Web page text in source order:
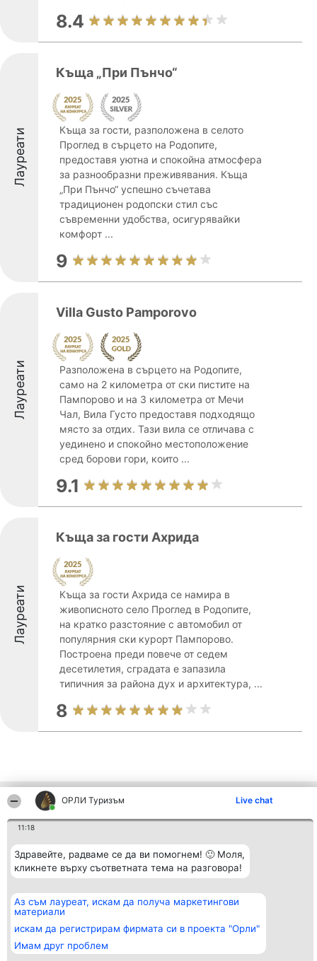
ОРЛИ Туризъм Live chat
11:18
Здравейте, радваме се да ви помогнем! 🙂 Моля,
кликнете върху съответната тема на разговора!
Аз съм лауреат, искам да получа маркетингови
материали
искам да регистрирам фирмата си в проекта "Орли"
Имам друг проблем
8.4
Лауреати
Къща „При Пънчо“
Къща за гости, разположена в селото
Проглед в сърцето на Родопите,
предоставя уютна и спокойна атмосфера
за разнообразни преживявания. Къща
„При Пънчо“ успешно съчетава
традиционен родопски стил със
съвременни удобства, осигурявайки
комфорт ...
9
Лауреати
Villa Gusto Pamporovo
Разположена в сърцето на Родопите,
само на 2 километра от ски пистите на
Пампорово и на 3 километра от Мечи
Чал, Вила Густо предоставя подходящо
място за отдих. Тази вила се отличава с
уединено и спокойно местоположение
сред борови гори, които ...
9.1
Лауреати
Къща за гости Ахрида
Къща за гости Ахрида се намира в
живописното село Проглед в Родопите,
на кратко разстояние с автомобил от
популярния ски курорт Пампорово.
Построена преди повече от седем
десетилетия, сградата е запазила
типичния за района дух и архитектура, ...
8
Други фирми от региона
Организатор на
класиране
Beautiful Company S.R.L.
Sus Nr. 2, Bl. A30, Sc. A, Et.
4, Ap. 13
București 53-238
CUI 36737675
Класация
Списък на
победители
Правила
Политика за
Контакти